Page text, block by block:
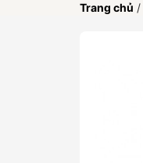
Trang chủ /